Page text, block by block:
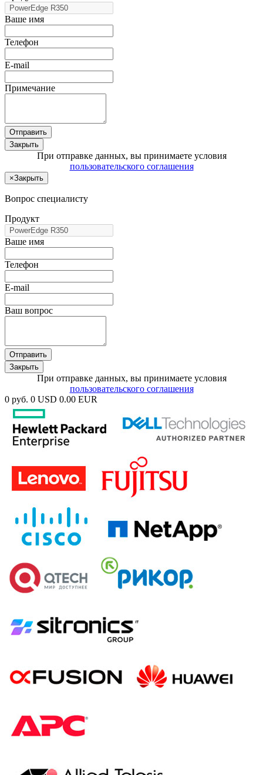
Ваше имя
Телефон
E-mail
Примечание
Отправить
Закрыть
При отправке данных, вы принимаете условия
пользовательского соглашения
×Закрыть
Вопрос специалисту
Продукт
Ваше имя
Телефон
E-mail
Ваш вопрос
Отправить
Закрыть
При отправке данных, вы принимаете условия
пользовательского соглашения
0 руб. 0 USD 0.00 EUR